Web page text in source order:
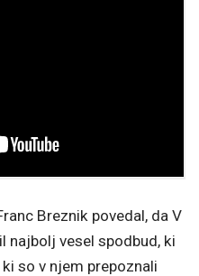
Breznik povedal, da V
najbolj vesel spodbud, ki
so v njem prepoznali